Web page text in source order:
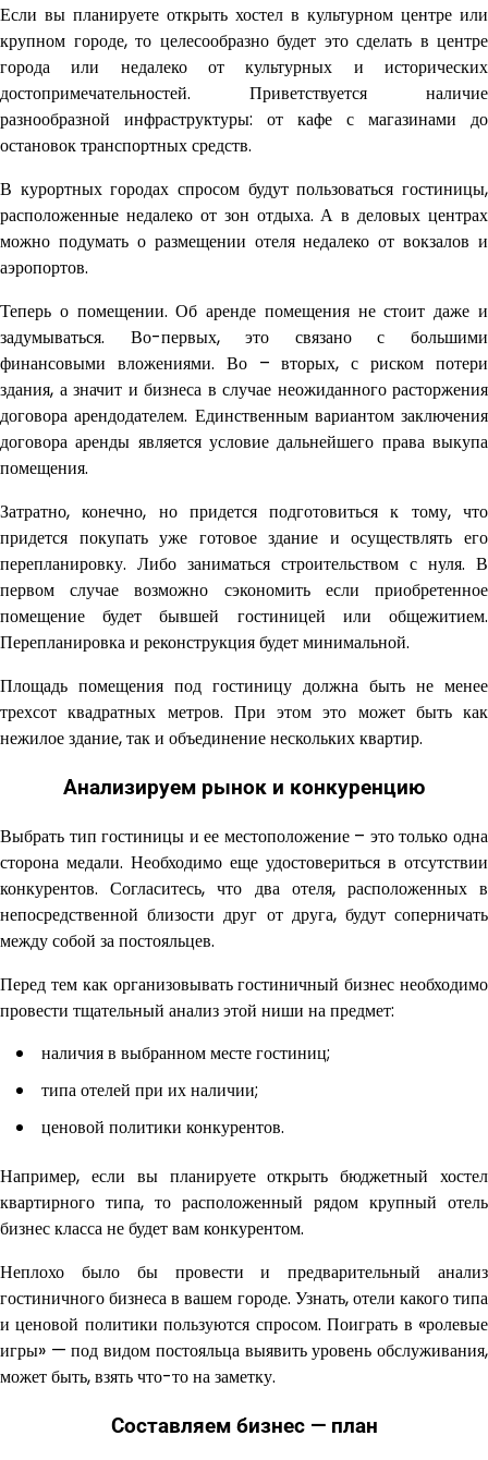
Если вы планируете открыть хостел в культурном центре или
крупном городе, то целесообразно будет это сделать в центре
города или недалеко от культурных и исторических
достопримечательностей. Приветствуется наличие
разнообразной инфраструктуры: от кафе с магазинами до
остановок транспортных средств.
В курортных городах спросом будут пользоваться гостиницы,
расположенные недалеко от зон отдыха. А в деловых центрах
можно подумать о размещении отеля недалеко от вокзалов и
аэропортов.
Теперь о помещении. Об аренде помещения не стоит даже и
задумываться. Во-первых, это связано с большими
финансовыми вложениями. Во – вторых, с риском потери
здания, а значит и бизнеса в случае неожиданного расторжения
договора арендодателем. Единственным вариантом заключения
договора аренды является условие дальнейшего права выкупа
помещения.
Затратно, конечно, но придется подготовиться к тому, что
придется покупать уже готовое здание и осуществлять его
перепланировку. Либо заниматься строительством с нуля. В
первом случае возможно сэкономить если приобретенное
помещение будет бывшей гостиницей или общежитием.
Перепланировка и реконструкция будет минимальной.
Площадь помещения под гостиницу должна быть не менее
трехсот квадратных метров. При этом это может быть как
нежилое здание, так и объединение нескольких квартир.
Анализируем рынок и конкуренцию
Выбрать тип гостиницы и ее местоположение – это только одна
сторона медали. Необходимо еще удостовериться в отсутствии
конкурентов. Согласитесь, что два отеля, расположенных в
непосредственной близости друг от друга, будут соперничать
между собой за постояльцев.
Перед тем как организовывать гостиничный бизнес необходимо
провести тщательный анализ этой ниши на предмет:
наличия в выбранном месте гостиниц;
типа отелей при их наличии;
ценовой политики конкурентов.
Например, если вы планируете открыть бюджетный хостел
квартирного типа, то расположенный рядом крупный отель
бизнес класса не будет вам конкурентом.
Неплохо было бы провести и предварительный анализ
гостиничного бизнеса в вашем городе. Узнать, отели какого типа
и ценовой политики пользуются спросом. Поиграть в «ролевые
игры» — под видом постояльца выявить уровень обслуживания,
может быть, взять что-то на заметку.
Составляем бизнес — план